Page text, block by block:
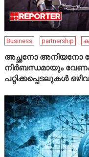
Business partnership
അച്ഛനോ അനിയനോ
നിർബന്ധമായും
പറ്റിക്കപ്പെടലുകൾ